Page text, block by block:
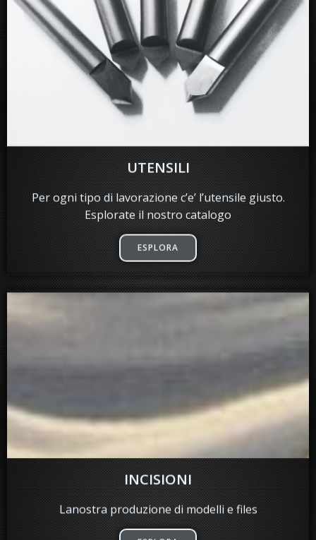
UTENSILI
Per ogni tipo di lavorazione c’e’ l’utensile giusto.
Esplorate il nostro catalogo
ESPLORA
INCISIONI
Lanostra produzione di modelli e files